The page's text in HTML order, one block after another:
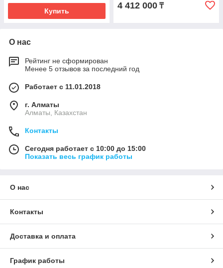
Купить
4 412 000 ₸
О нас
Рейтинг не сформирован
Менее 5 отзывов за последний год
Работает с 11.01.2018
г. Алматы
Алматы, Казахстан
Контакты
Сегодня работает с 10:00 до 15:00
Показать весь график работы
О нас
Контакты
Доставка и оплата
График работы